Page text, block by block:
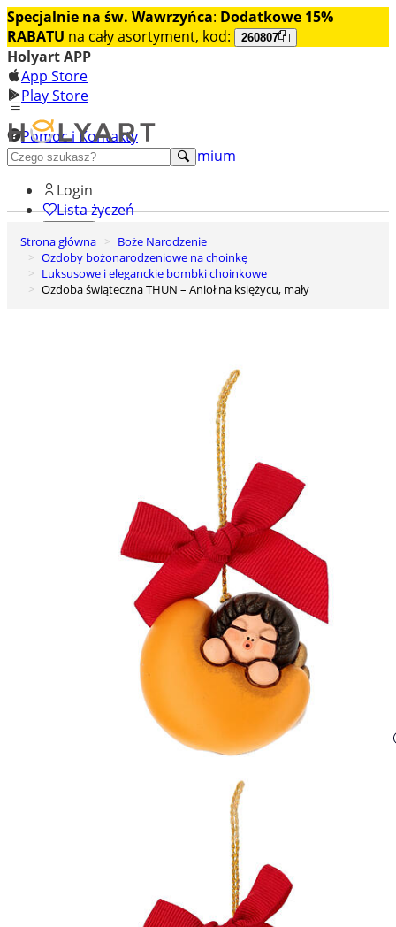
Specjalnie na św. Wawrzyńca: Dodatkowe 15%
RABATU na cały asortyment, kod: 260807
Holyart APP
App Store
Play Store
Pomoc i Kontakty
+48 222 922 860
Odkryj premium
Login
Lista życzeń
0
Koszyk
Strona główna
Boże Narodzenie
Ozdoby bożonarodzeniowe na choinkę
Luksusowe i eleganckie bombki choinkowe
Ozdoba świąteczna THUN – Anioł na księżycu, mały